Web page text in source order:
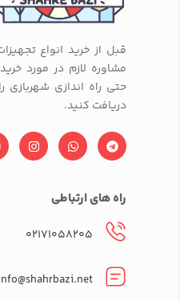
قبل از خرید انواع
مشاوره لازم در مورد
حتی راه اندازی شهربازی
دریافت کنید.
راه های ارتباطی
۰۲۱۷۱۰۵۸۲۰۵